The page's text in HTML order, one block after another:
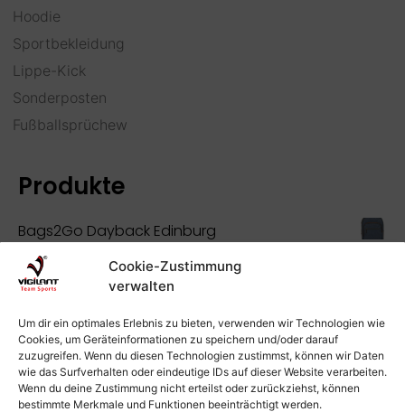
Cookie-Zustimmung
verwalten
Um dir ein optimales Erlebnis zu bieten, verwenden wir Technologien wie
Cookies, um Geräteinformationen zu speichern und/oder darauf
zuzugreifen. Wenn du diesen Technologien zustimmst, können wir Daten
wie das Surfverhalten oder eindeutige IDs auf dieser Website verarbeiten.
Wenn du deine Zustimmung nicht erteilst oder zurückziehst, können
bestimmte Merkmale und Funktionen beeinträchtigt werden.
Hoodie
Sportbekleidung
Lippe-Kick
Sonderposten
Fußballsprüchew
Produkte
Bags2Go Dayback Edinburg
38,75 inkl. 19 % MwSt. zzgl. Versandkosten
Torwarthose, lang, gepolstert und mit Dynatik
beschichtet
34,95€ Versandkosten Lieferzeit:
Turnbeutel Herforder SV
14,95€ inkl. 19 % MwSt. zzgl.Versandkosten